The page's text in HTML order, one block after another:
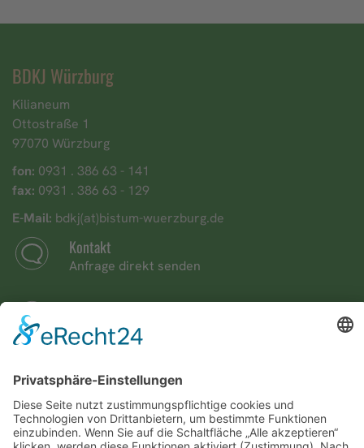
BDKJ Würzburg
Kilianeum
Ottostraße 1
97070 Würzburg
fon: 0931 . 386 63 - 141
fax: 0931 . 386 63 - 129
E-Mail: bdkj(at)bistum-wuerzburg.de
Kontakt
Anfrage direkt senden
Zurück zur Startseite
Fahrtkostenformular
Jugendleitersonderurlaub